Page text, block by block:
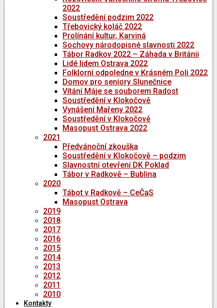
2022
Soustředění podzim 2022
Třebovický koláč 2022
Prolínání kultur, Karviná
Sochovy národopisné slavnosti 2022
Tábor Radkov 2022 – Záhada v Británii
Lidé lidem Ostrava 2022
Folklorní odpoledne v Krásném Poli 2022
Domov pro seniory Slunečnice
Vítání Máje se souborem Radost
Soustředění v Klokočově
Vynášení Mařeny 2022
Soustředění v Klokočově
Masopust Ostrava 2022
2021
Předvánoční zkouška
Soustředění v Klokočově – podzim
Slavnostní otevření DK Poklad
Tábor v Radkově – Bublina
2020
Tábot v Radkově – CeČaS
Masopust Ostrava
2019
2018
2017
2016
2015
2014
2013
2012
2011
2010
Kontakty